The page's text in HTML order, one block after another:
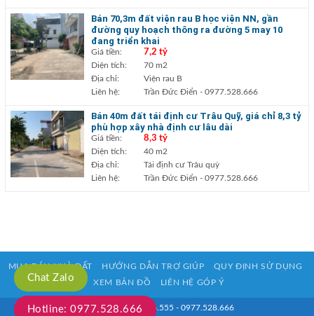
Bán 70,3m đất viện rau B học viện NN, gần
đường quy hoạch thông ra đường 5 may 10
đang triển khai
Giá tiền: 7,2 tỷ
Diện tích:
70 m2
Địa chỉ:
Viện rau B
Liên hệ:
Trần Đức Điển - 0977.528.666
Bán 40m đất tái định cư Trâu Quỹ, giá chỉ 8,3 tỷ
phù hợp xây nhà định cư lâu dài
Giá tiền: 8,3 tỷ
Diện tích:
40 m2
Địa chỉ:
Tái định cư Trâu quỳ
Liên hệ:
Trần Đức Điển - 0977.528.666
MUA BÁN NHÀ ĐẤT HƯỚNG DẪN TRỢ GIÚP
QUY ĐỊNH SỬ DỤNG
XEM BẢN ĐỒ
LIÊN HỆ GÓP Ý
HOTLINE: 0933.916.555 - 0977.528.666
Chat Zalo
Hotline: 0977.528.666